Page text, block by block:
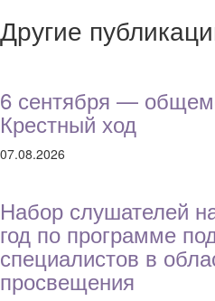
Другие
6 сентября —
Крестный ход
07.08.2026
Набор слушателей
год по программе
специалистов в
просвещения